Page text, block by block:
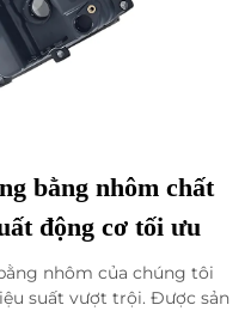
bằng nhôm chất
động cơ tối ưu
nhôm của chúng tôi
suất vượt trội. Được sản